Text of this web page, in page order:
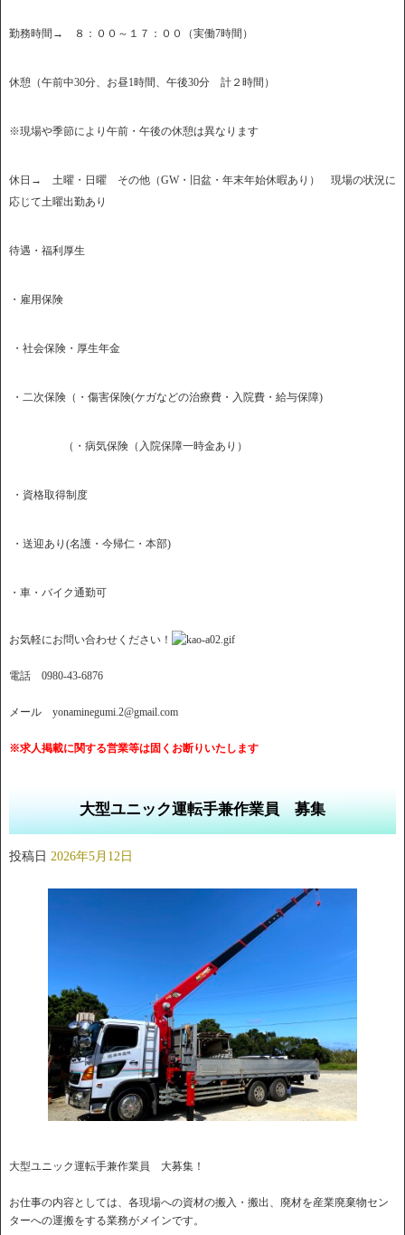
勤務時間→ ８：００～１７：００（実働7時間）
休憩（午前中30分、お昼1時間、午後30分 計２時間）
※現場や季節により午前・午後の休憩は異なります
休日→ 土曜・日曜 その他（GW・旧盆・年末年始休暇あり） 現場の状況に
応じて土曜出勤あり
待遇・福利厚生
・雇用保険
・社会保険・厚生年金
・二次保険（・傷害保険(ケガなどの治療費・入院費・給与保障)
（・病気保険（入院保障一時金あり）
・資格取得制度
・送迎あり(名護・今帰仁・本部)
・車・バイク通勤可
お気軽にお問い合わせください！
電話 0980-43-6876
メール yonaminegumi.2@gmail.com
※求人掲載に関する営業等は固くお断りいたします
大型ユニック運転手兼作業員 募集
投稿日 2026年5月12日
大型ユニック運転手兼作業員 大募集！
お仕事の内容としては、各現場への資材の搬入・搬出、廃材を産業廃棄物セン
ターへの運搬をする業務がメインです。